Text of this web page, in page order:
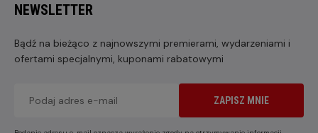
NEWSLETTER
Bądź na bieżąco z najnowszymi premierami, wydarzeniami i
ofertami specjalnymi, kuponami rabatowymi
ZAPISZ MNIE